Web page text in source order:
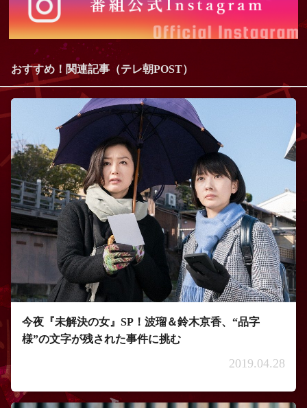
おすすめ！関連記事（テレ朝POST）
今夜『未解決の女』SP！波瑠＆鈴木京香、“品字
様”の文字が残された事件に挑む
2019.04.28